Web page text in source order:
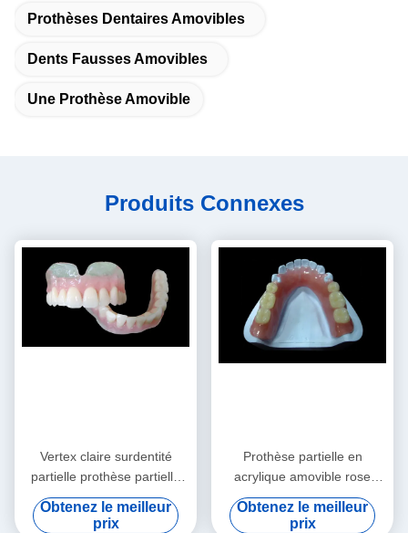
Prothèses Dentaires Amovibles
Dents Fausses Amovibles
Une Prothèse Amovible
Produits Connexes
Vertex claire surdentité
partielle prothèse partielle
amovible
Obtenez le meilleur
prix
Prothèse partielle en
acrylique amovible rose
Prothèse partielle en
acrylique temporaire
Obtenez le meilleur
prix